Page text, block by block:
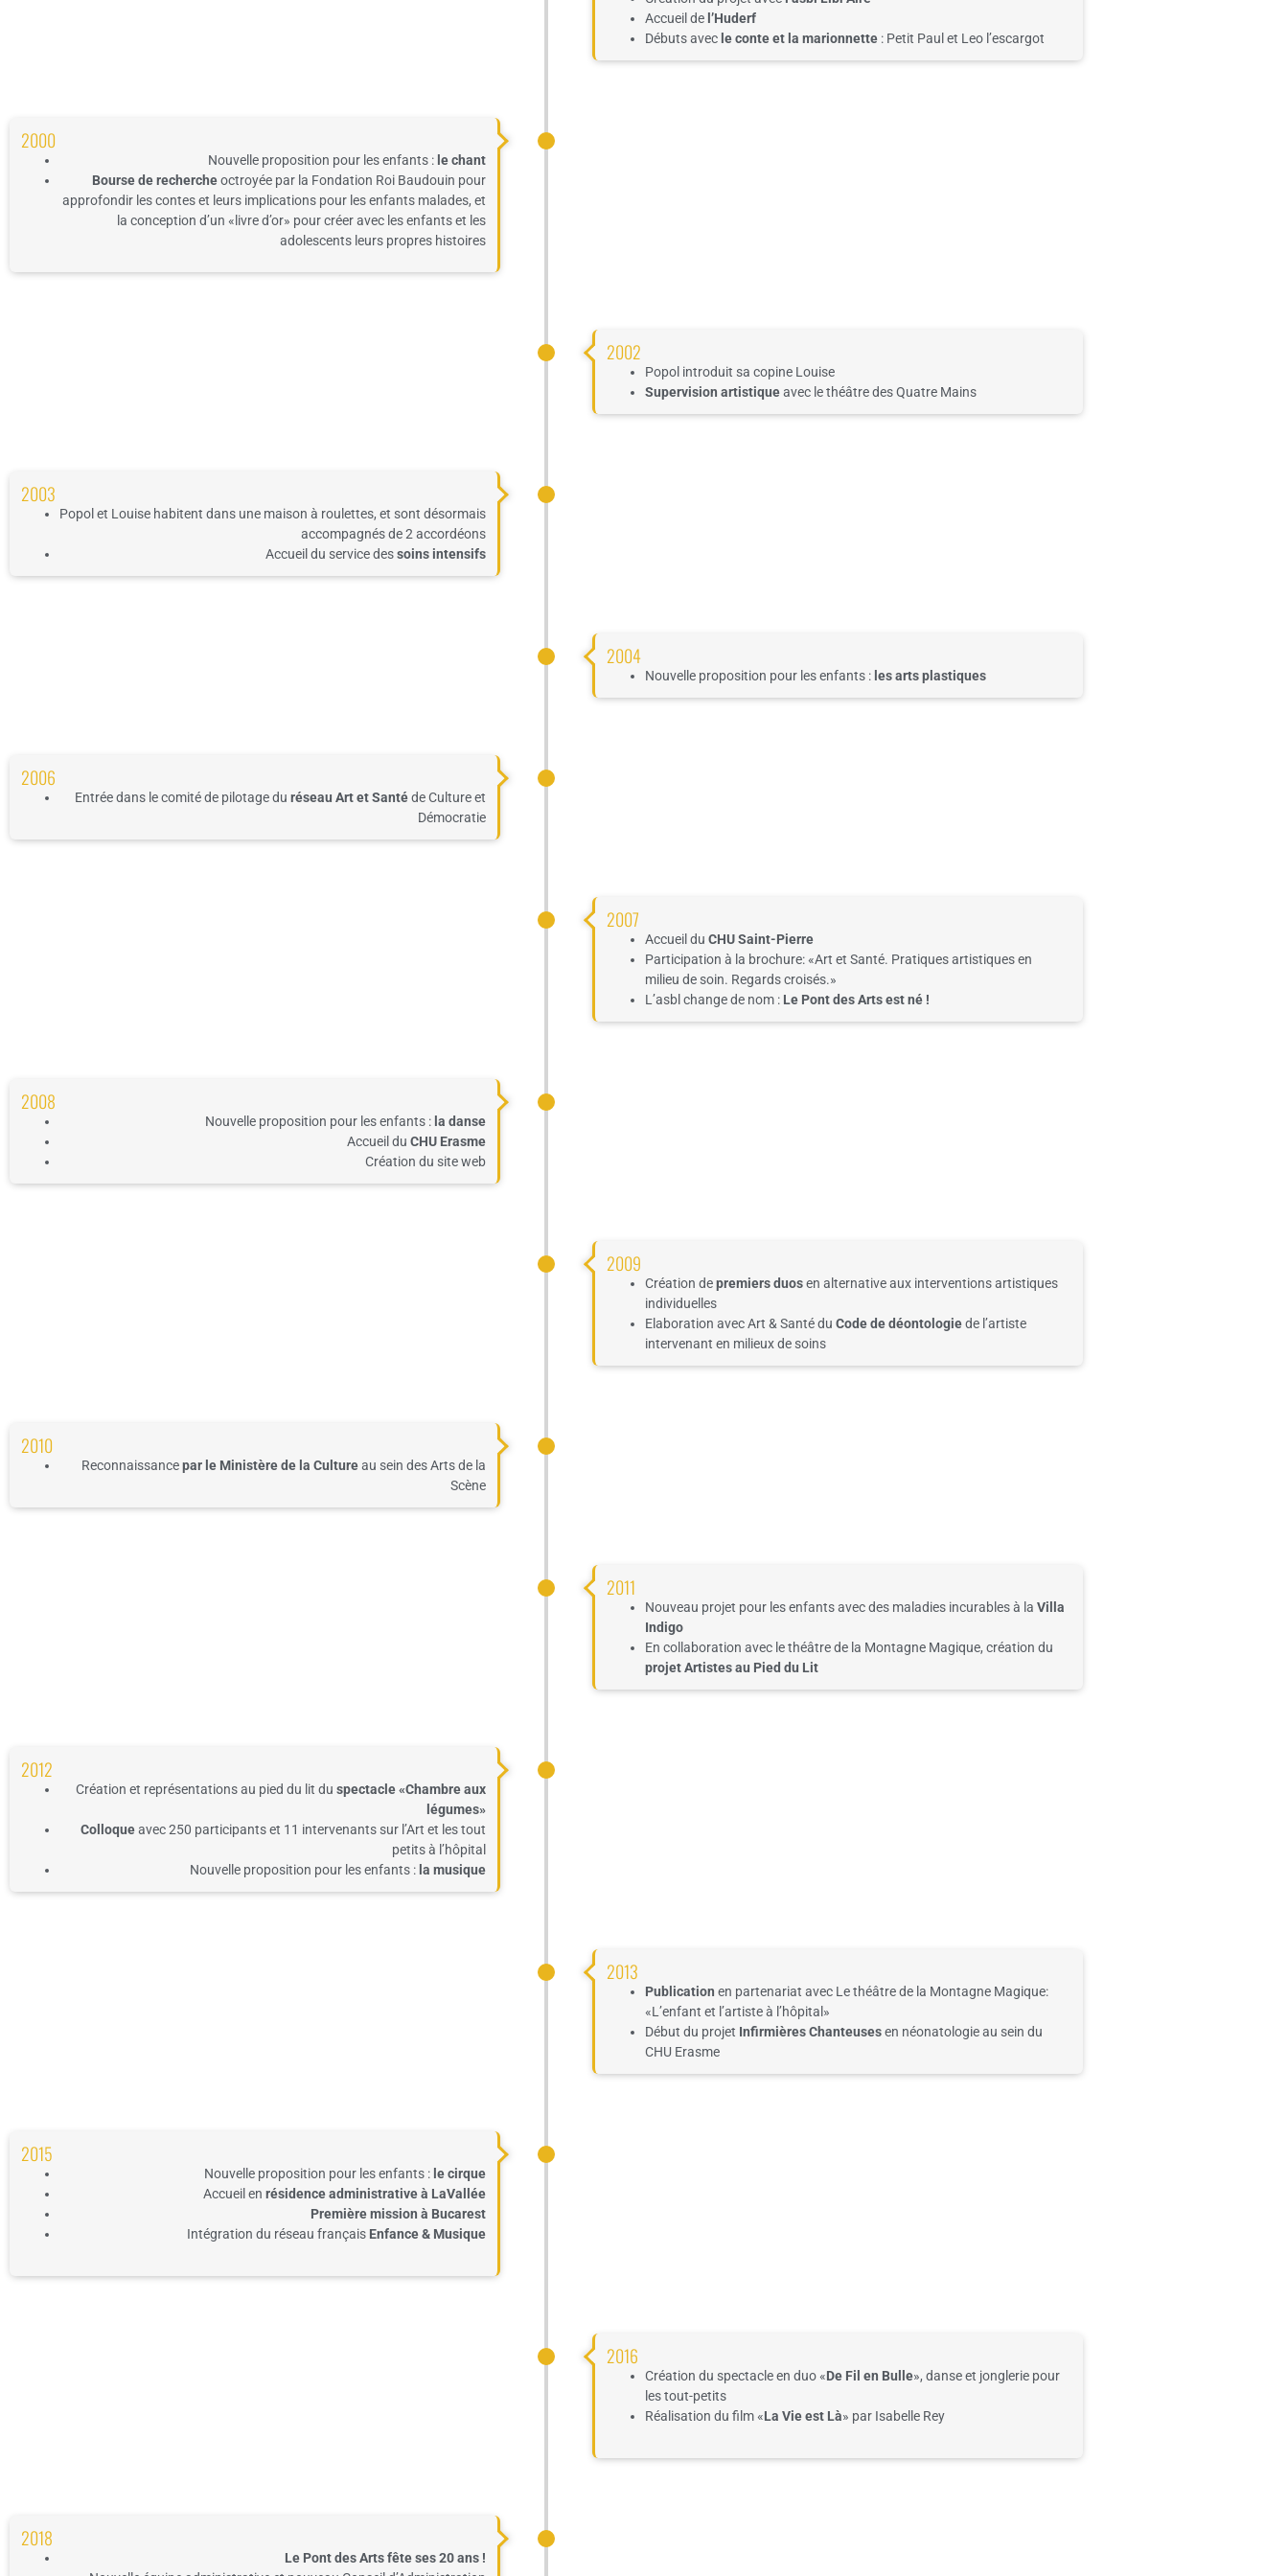
Accueil de l’Huderf
Débuts avec le conte et la marionnette : Petit Paul et Leo l’escargot
2000
Nouvelle proposition pour les enfants : le chant
Bourse de rechercheoctroyée par la Fondation Roi Baudouin pour
approfondir les contes et leurs implications pour les enfants malades, et
la conception d’un «livre d’or» pourcréer avec les enfants et les
adolescents leurs propres histoires
2002
Popol introduit sa copine Louise
Supervision artistiqueavec le théâtre des Quatre Mains
2003
Popol et Louise habitent dans une maison à roulettes, et sont désormais
accompagnés de 2 accordéons
Accueil du service dessoins intensifs
2004
Nouvelle proposition pour les enfants : les arts plastiques
2006
Entrée dans le comité de pilotage du réseau Art et Santéde Culture et
Démocratie
2007
Accueil du CHU Saint-Pierre
Participation à la brochure: «Art et Santé. Pratiquesartistiquesen
milieu de soin. Regards croisés.»
L’asbl change de nom : Le Pont des Arts est né !
2008
Nouvelle proposition pour les enfants : la danse
Accueil du CHU Erasme
Création du site web
2009
Création depremiers duosen alternative aux interventions artistiques
individuelles
Elaboration avec Art & Santé du Code de déontologiede l’artiste
intervenant en milieux de soins
2010
Reconnaissancepar le Ministère de la Cultureau sein des Arts de la
Scène
2011
Nouveau projet pour les enfants avec des maladies incurables à la Villa
Indigo
En collaboration avec le théâtre de la Montagne Magique, création du
projet Artistes au Pied du Lit
2012
Création et représentations au pied du lit du spectacle«Chambre aux
légumes»
Colloqueavec 250 participants et 11 intervenants sur l’Art et les tout
petits à l’hôpital
Nouvelle proposition pour les enfants : la musique
2013
Publication en partenariat avec Le théâtrede la Montagne Magique:
«L’enfant et l’artiste à l’hôpital »
Début du projet Infirmières Chanteusesen néonatologie au sein du
CHU Erasme
2015
Nouvelle proposition pour les enfants : le cirque
Accueil en résidence administrative à LaVallée
Première mission à Bucarest
Intégration du réseau français Enfance & Musique
2016
Création du spectacle en duo «De Fi l en Bu lle», danse et jonglerie pour
les tout-petits
Réalisation du film«La Vie est Là» par Isabelle Rey
2018
Le Pont des Arts fête ses 20 ans !